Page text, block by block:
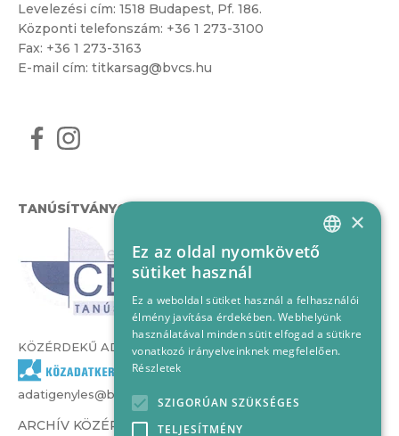
Levelezési cím: 1518 Budapest, Pf. 186.
Központi telefonszám: +36 1 273-3100
Fax: +36 1 273-3163
E-mail cím: titkarsag@bvcs.hu
TANÚSÍTVÁNYOK
KÖZÉRDEKŰ ADATOK
adatigenyles@bvcs.hu
ARCHÍV KÖZÉRDEKŰ ADATOK –
HUNGARIAN
×
Ez az oldal nyomkövető
sütiket használ
Ez a weboldal sütiket használ a felhasználói
élmény javítása érdekében. Webhelyünk
használatával minden sütit elfogad a sütikre
vonatkozó irányelveinknek megfelelően.
Részletek
SZIGORÚAN SZÜKSÉGES
TELJESÍTMÉNY